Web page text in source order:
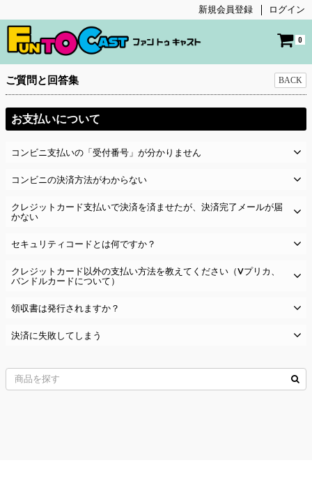
新規会員登録 ログイン
0
ご質問と回答集 BACK
お支払いについて
コンビニ支払いの「受付番号」が分かりません
コンビニの決済方法がわからない
クレジットカード支払いで決済を済ませたが、決済完了メールが届
かない
セキュリティコードとは何ですか？
クレジットカード以外の支払い方法を教えてください（Vプリカ、
バンドルカードについて）
領収書は発行されますか？
決済に失敗してしまう